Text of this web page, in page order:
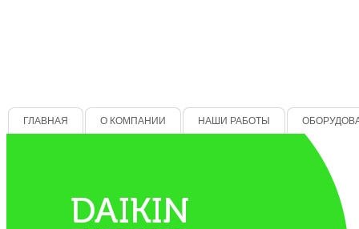
ГЛАВНАЯ О КОМПАНИИ НАШИ РАБОТЫ